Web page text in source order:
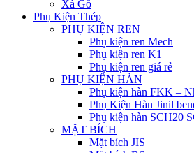
Xà Gồ
Phụ Kiện Thép
PHỤ KIỆN REN
Phụ kiện ren Mech
Phụ kiện ren K1
Phụ kiện ren giá rẻ
PHỤ KIỆN HÀN
Phụ kiện hàn FKK –
Phụ Kiện Hàn Jinil
Phụ kiện hàn SCH20
MẶT BÍCH
Mặt bích JIS